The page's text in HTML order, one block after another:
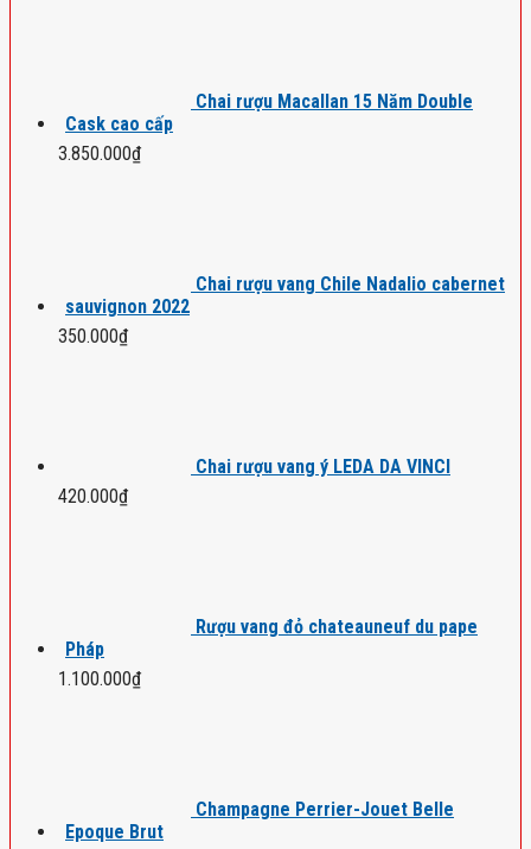
Chai rượu Macallan 15 Năm Double
Cask cao cấp
3.850.000₫
Chai rượu vang Chile Nadalio cabernet
sauvignon 2022
350.000₫
Chai rượu vang ý LEDA DA VINCI
420.000₫
Rượu vang đỏ chateauneuf du pape
Pháp
1.100.000₫
Champagne Perrier-Jouet Belle
Epoque Brut